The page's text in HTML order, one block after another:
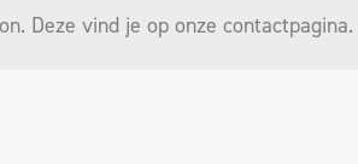
Deze vind je op onze contactpagina.